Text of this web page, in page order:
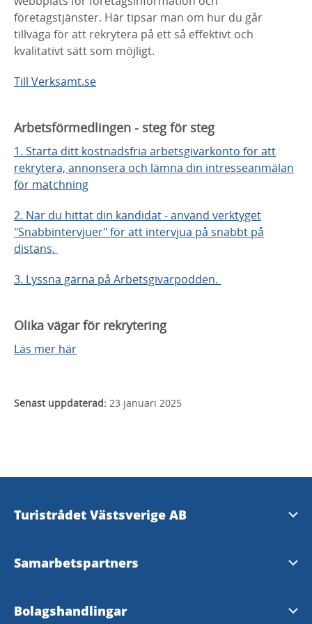
företagstjänster. Här tipsar man om hur du går
tillväga för att rekrytera på ett så effektivt och
kvalitativt sätt som möjligt.
Till Verksamt.se
Arbetsförmedlingen - steg för steg
1. Starta ditt kostnadsfria arbetsgivarkonto för att
rekrytera, annonsera och lämna din intresseanmälan
för matchning
2. När du hittat din kandidat - använd verktyget
"Snabbintervjuer" för att intervjua på snabbt på
distans.
3. Lyssna gärna på Arbetsgivarpodden.
Olika vägar för rekrytering
Läs mer här
Senast uppdaterad: 23 januari 2025
Turistrådet Västsverige AB
vastsverige.com
Samarbetspartners
Göteborg & Co
Bolagshandlingar